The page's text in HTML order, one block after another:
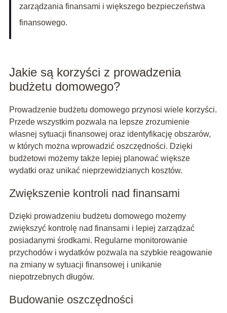
zarządzania finansami i większego bezpieczeństwa
finansowego.
Jakie są korzyści z prowadzenia
budżetu domowego?
Prowadzenie budżetu domowego przynosi wiele korzyści.
Przede wszystkim pozwala na lepsze zrozumienie
własnej sytuacji finansowej oraz identyfikację obszarów,
w których można wprowadzić oszczędności. Dzięki
budżetowi możemy także lepiej planować większe
wydatki oraz unikać nieprzewidzianych kosztów.
Zwiększenie kontroli nad finansami
Dzięki prowadzeniu budżetu domowego możemy
zwiększyć kontrolę nad finansami i lepiej zarządzać
posiadanymi środkami. Regularne monitorowanie
przychodów i wydatków pozwala na szybkie reagowanie
na zmiany w sytuacji finansowej i unikanie
niepotrzebnych długów.
Budowanie oszczędności